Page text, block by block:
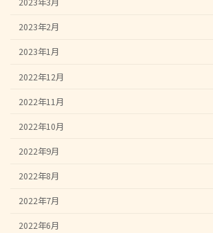
2023年2月
2023年1月
2022年12月
2022年11月
2022年10月
2022年9月
2022年8月
2022年7月
2022年6月